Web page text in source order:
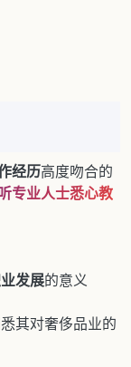
经历高度吻合的
专业人士悉心教
发展的意义
其对奢侈品业的